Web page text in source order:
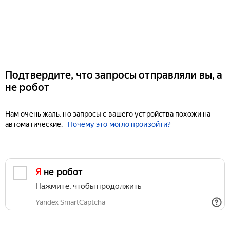
Подтвердите, что запросы отправляли вы, а
не робот
Нам очень жаль, но запросы с вашего устройства похожи на
автоматические.
Почему это могло произойти?
Я не робот
Нажмите, чтобы продолжить
Yandex SmartCaptcha